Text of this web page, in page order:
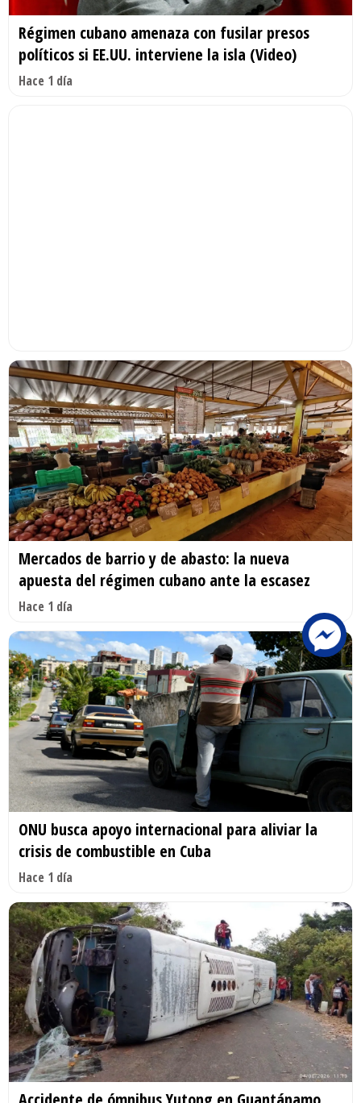
Régimen cubano amenaza con fusilar presos
políticos si EE.UU. interviene la isla (Video)
Hace 1 día
Mercados de barrio y de abasto: la nueva
apuesta del régimen cubano ante la escasez
Hace 1 día
ONU busca apoyo internacional para aliviar la
crisis de combustible en Cuba
Hace 1 día